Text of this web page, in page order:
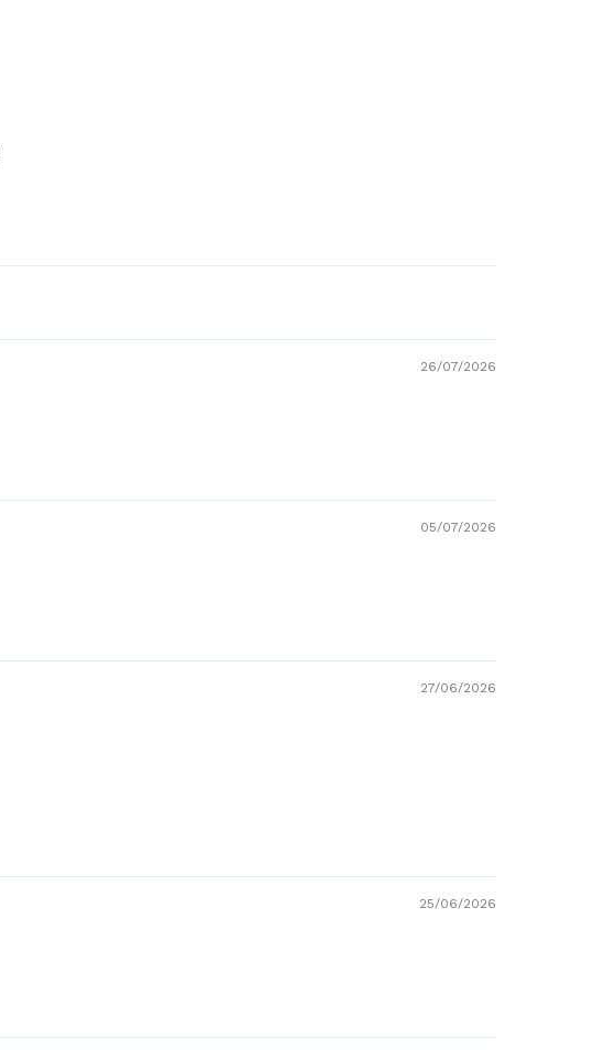
26/07/2026
05/07/2026
27/06/2026
25/06/2026